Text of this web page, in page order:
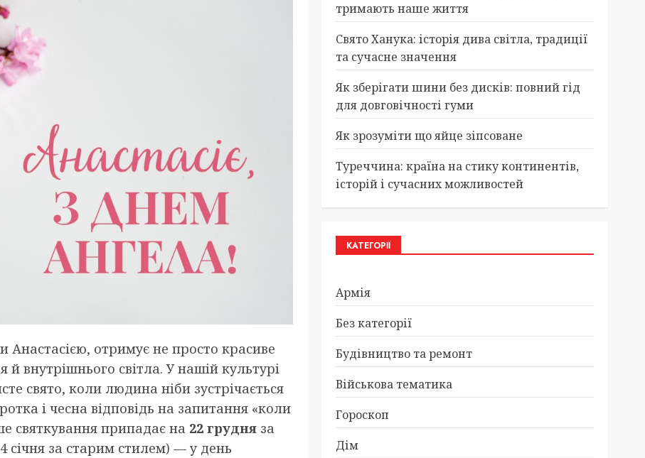
отримує не просто красиве
й внутрішнього світла. У нашій культурі
свято, коли людина ніби зустрічається
і чесна відповідь на запитання «коли
святкування припадає на 22 грудня за
за старим стилем) — у день
тримають наше життя
Свято Ханука: історія дива світла, традиції
та сучасне значення
Як зберігати шини без дисків: повний гід
для довговічності гуми
Як зрозуміти що яйце зіпсоване
Туреччина: країна на стику континентів,
історій і сучасних можливостей
КАТЕГОРІЇ
Армія
Без категорії
Будівництво та ремонт
Військова тематика
Гороскоп
Дім